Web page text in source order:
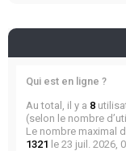
Qui est en ligne ?
Au total, il y a 8
(selon le nombre
Le nombre maximal
1321 le 23 juil. 2026,